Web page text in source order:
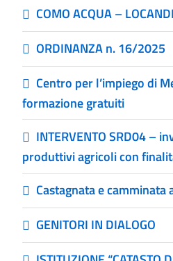
COMO ACQUA –
ORDINANZA n. 16/2025
Centro per l’impiego di
formazione gratuiti
INTERVENTO SRD04 –
produttivi agricoli con
Castagnata e camminata
GENITORI IN DIALOGO